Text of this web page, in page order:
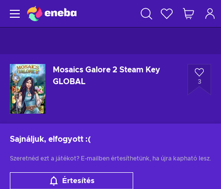
Mosaics Galore 2 Steam Key
GLOBAL
3
Sajnáljuk, elfogyott :(
Szeretnéd ezt a játékot? E-mailben értesíthetünk, ha újra kapható lesz.
Értesítés